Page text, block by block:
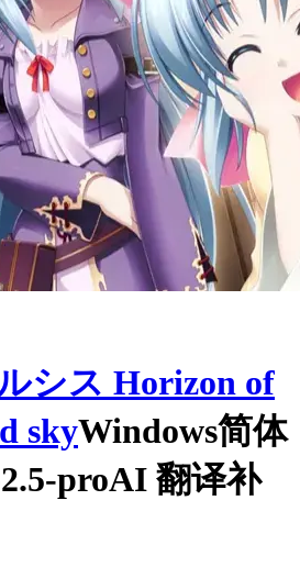
シス Horizon of
skyWindows简体
proAI 翻译补